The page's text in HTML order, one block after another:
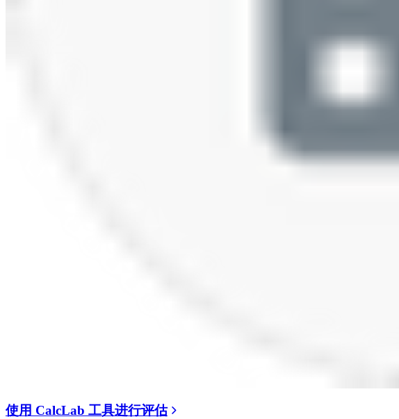
使用 CalcLab 工具进行评估